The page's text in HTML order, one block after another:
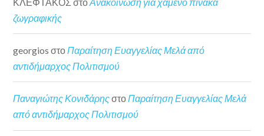
ζωγραφικής
georgios στοΠαραίτηση Ευαγγελίας Μελά από
αντιδήμαρχος Πολιτισμού
Παναγιώτης ΚονιδάρηςστοΠαραίτηση Ευαγγελίας Μελά
από αντιδήμαρχος Πολιτισμού